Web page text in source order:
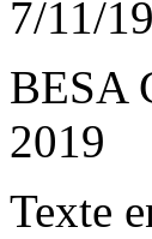
7/11/19
BESA
2019
Texte